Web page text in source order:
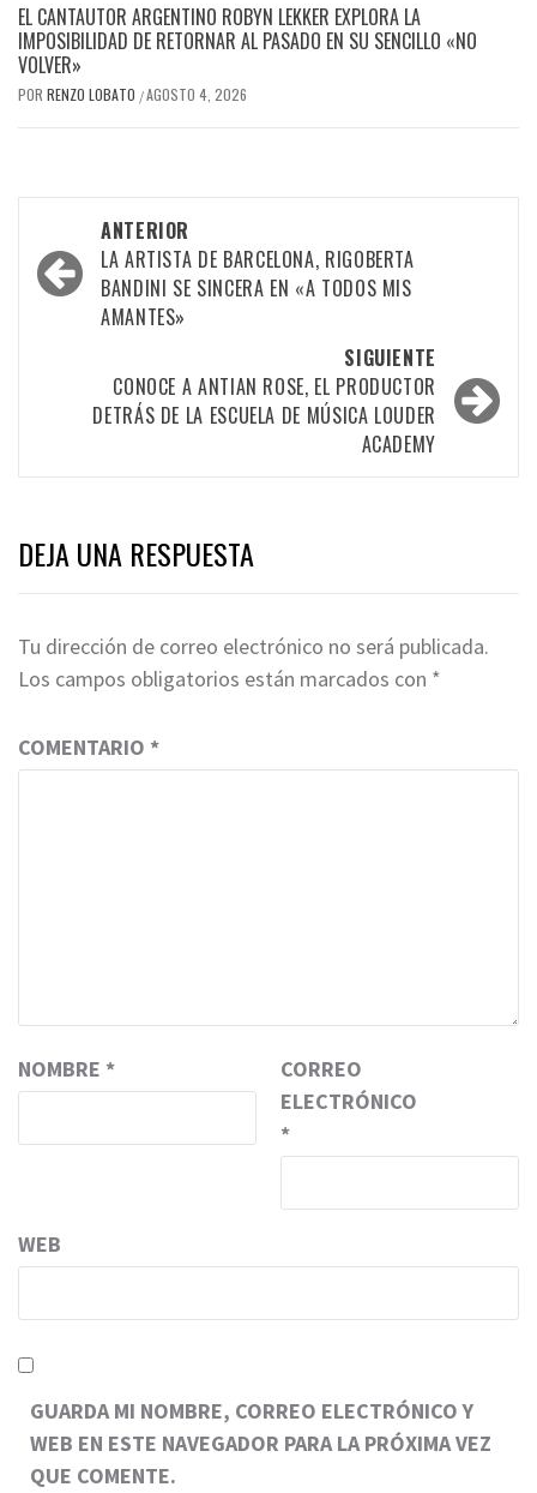
EL CANTAUTOR ARGENTINO ROBYN LEKKER EXPLORA LA
IMPOSIBILIDAD DE RETORNAR AL PASADO EN SU SENCILLO «NO
VOLVER»
POR RENZO LOBATO /AGOSTO 4, 2026
Navegación
por
las
ANTERIOR
LA ARTISTA DE BARCELONA, RIGOBERTA
BANDINI SE SINCERA EN «A TODOS MIS
AMANTES»
SIGUIENTE
CONOCE A ANTIAN ROSE, EL PRODUCTOR
DETRÁS DE LA ESCUELA DE MÚSICA LOUDER
ACADEMY
DEJA UNA RESPUESTA
Tu dirección de correo electrónico no será publicada.
Los campos obligatorios están marcados con *
COMENTARIO *
NOMBRE *
CORREO
ELECTRÓNICO
*
WEB
GUARDA MI NOMBRE, CORREO ELECTRÓNICO Y
WEB EN ESTE NAVEGADOR PARA LA PRÓXIMA VEZ
QUE COMENTE.